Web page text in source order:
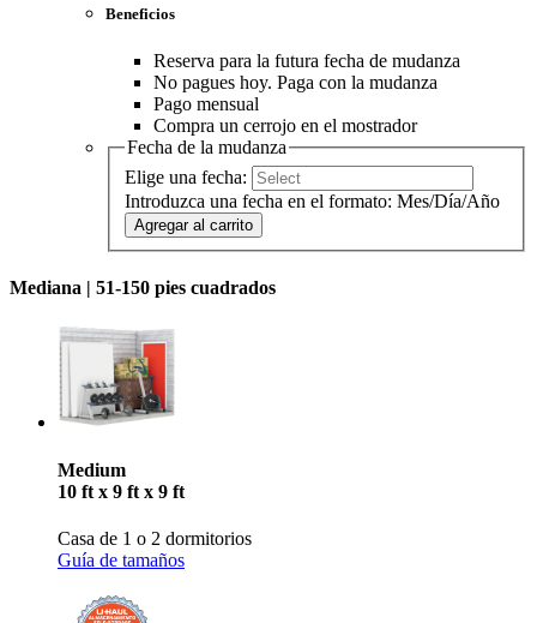
Beneficios
Reserva para la futura fecha de mudanza
No pagues hoy. Paga con la mudanza
Pago mensual
Compra un cerrojo en el mostrador
Fecha de la mudanza
Elige una fecha:
Introduzca una fecha en el formato: Mes/Día/Año
Agregar al carrito
Mediana | 51-150 pies cuadrados
Medium
10 ft x 9 ft x 9 ft
Casa de 1 o 2 dormitorios
Guía de tamaños